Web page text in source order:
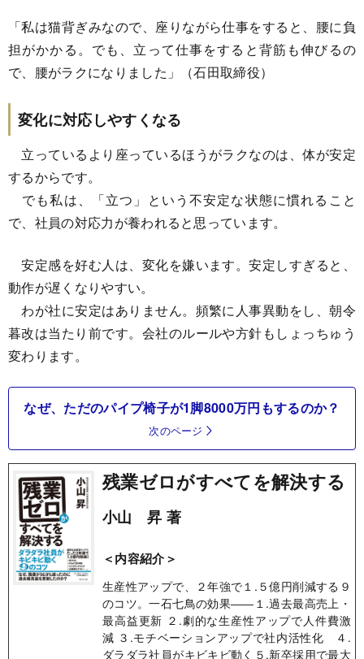
「私は猫背ぎみなので、座りながら仕事をすると、腰に負
担がかかる。でも、立って仕事をすると背筋も伸びるの
で、腰がラクになりました」（石田取締役）
変化に対応しやすくなる
立っているより座っているほうがラクなのは、体が安定
するからです。
でも私は、「立つ」という不安定な状態に慣れること
で、社員の対応力が養われると思っています。
安定感を好む人は、変化を嫌います。安定しすぎると、
動作が遅くなりやすい。
わが社に安定はありません。頻繁に人事異動をし、朝令
暮改は当たり前です。会社のルールや方針もしょっちゅう
変わります。
なぜ、ただのパイプ椅子が1脚8000万円もするのか？
次のページ
残業ゼロがすべてを解決する
小山 昇 著
＜内容紹介＞
生産性アップで、２年強で１.５億円削減する９
のコツ。一石七鳥の効果――１.過去最高売上・
最高益更新 ２.劇的な生産性アップで人件費激
減 ３.モチベーションアップで社内活性化 ４.
ダラダラ社員がキビキビ動く５.新卒採用で最大